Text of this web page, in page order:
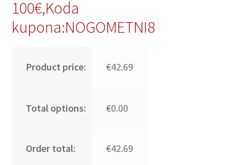
100€,Koda
kupona:NOGOMETNI8
Product price: €42.69
Total options: €0.00
Order total: €42.69